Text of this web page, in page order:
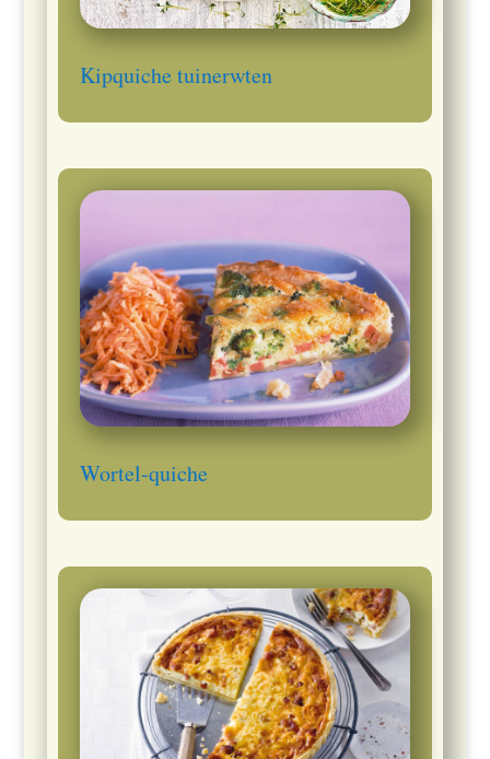
Kipquiche tuinerwten
Wortel-quiche